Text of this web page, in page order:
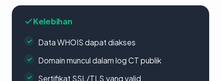
Kelebihan
Data WHOIS dapat diakses
Domain muncul dalam log CT publik
Sertifikat SSL/TLS yang valid